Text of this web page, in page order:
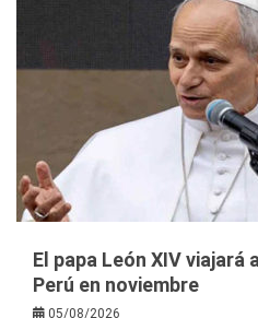
El papa León XIV viajará
Perú en noviembre
05/08/2026